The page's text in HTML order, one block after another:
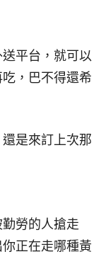
平台，就可以
，巴不得還希
是來訂上次那
勞的人搶走
正在走哪種黃